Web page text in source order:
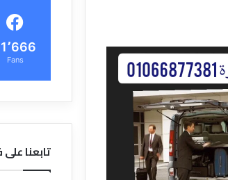
Fans
تابعنا